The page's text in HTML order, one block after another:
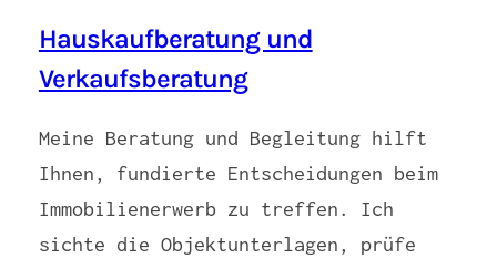
Hauskaufberatung und
Verkaufsberatung
Meine Beratung und Begleitung hilft
Ihnen, fundierte Entscheidungen beim
Immobilienerwerb zu treffen. Ich
sichte die Objektunterlagen, prüfe